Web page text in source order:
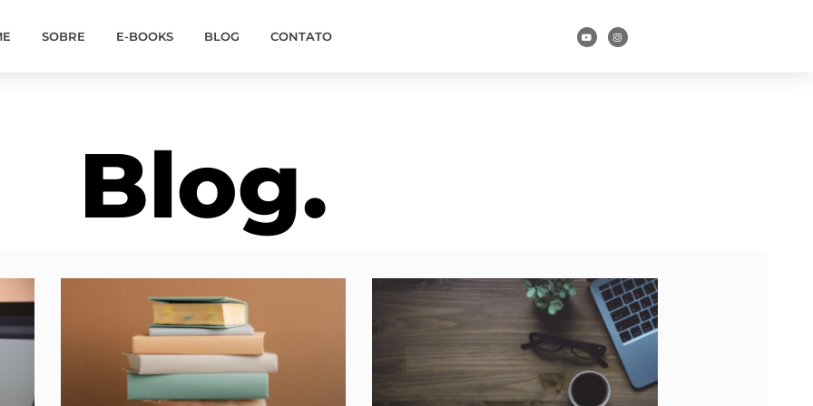
SOBRE E-BOOKS BLOG CONTATO
Blog.